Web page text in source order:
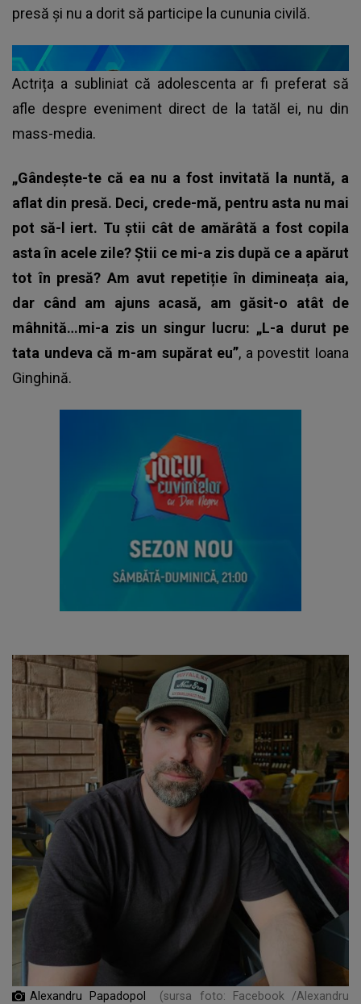
presă și nu a dorit să participe la cununia civilă.
Actrița a subliniat că adolescenta ar fi preferat să
afle despre eveniment direct de la tatăl ei, nu din
mass-media.
„Gândește-te că ea nu a fost invitată la nuntă, a
aflat din presă. Deci, crede-mă, pentru asta nu mai
pot să-l iert. Tu știi cât de amărâtă a fost copila
asta în acele zile? Știi ce mi-a zis după ce a apărut
tot în presă? Am avut repetiție în dimineața aia,
dar când am ajuns acasă, am găsit-o atât de
mâhnită…mi-a zis un singur lucru: „L-a durut pe
tata undeva că m-am supărat eu”, a povestit Ioana
Ginghină.
Alexandru Papadopol (sursa foto: Facebook /Alexandru